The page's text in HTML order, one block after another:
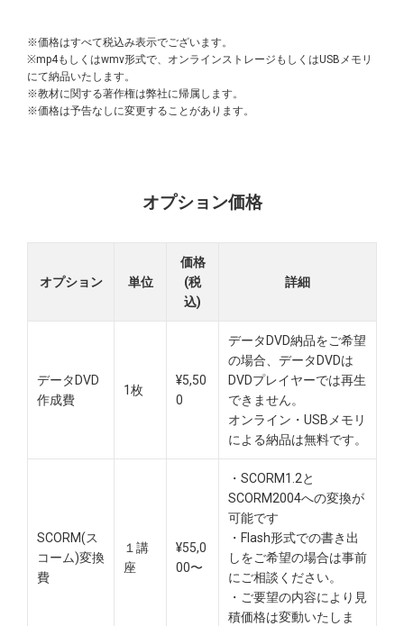
※価格はすべて税込み表示でございます。
※mp4もしくはwmv形式で、オンラインストレージもしくはUSBメモリ
にて納品いたします。
※教材に関する著作権は弊社に帰属します。
※価格は予告なしに変更することがあります。
オプション価格
オプション 単位
価格
(税
込)
詳細
データDVD
作成費
1枚
¥5,50
0
データDVD納品をご希望
の場合、データDVDは
DVDプレイヤーでは再生
できません。
オンライン・USBメモリ
による納品は無料です。​
SCORM(ス
コーム)変換
費
１講
座
¥55,0
00〜
・SCORM1.2と
SCORM2004への変換が
可能です
・Flash形式での書き出
しをご希望の場合は事前
にご相談ください。
・ご要望の内容により見
積価格は変動いたしま